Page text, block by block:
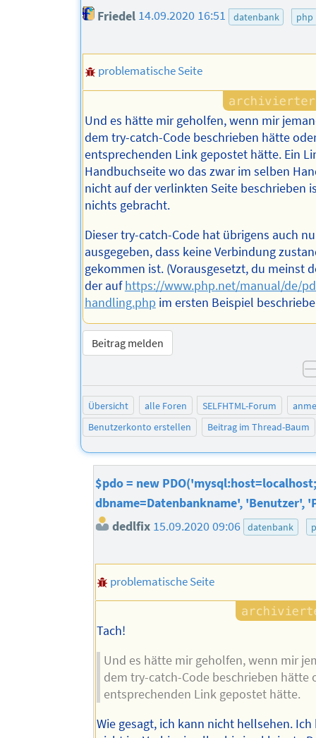
Friedel 14.09.2020 16:51 datenbank php
problematische Seite
Und es hätte mir geholfen, wenn mir
dem try-catch-Code beschrieben hätte
entsprechenden Link gepostet hätte. Ein
Handbuchseite wo das zwar im selben
nicht auf der verlinkten Seite beschrieben
nichts gebracht.
Dieser try-catch-Code hat übrigens auch
ausgegeben, dass keine Verbindung
gekommen ist. (Vorausgesetzt, du meinst
der aufhttps://www.php.net/manual/de/
handling.php im ersten Beispiel
Beitrag melden
Übersicht alle Foren SELFHTML-Forum
Benutzerkonto erstellen
Beitrag im Thread-Baum
$pdo = new PDO('mysql:host=localhost;
dbname=Datenbankname', 'Benutzer',
dedlfix 15.09.2020 09:06 datenbank
problematische Seite
Tach!
Und es hätte mir geholfen, wenn mir
dem try-catch-Code beschrieben hätte
entsprechenden Link gepostet hätte.
Wie gesagt, ich kann nicht hellsehen.